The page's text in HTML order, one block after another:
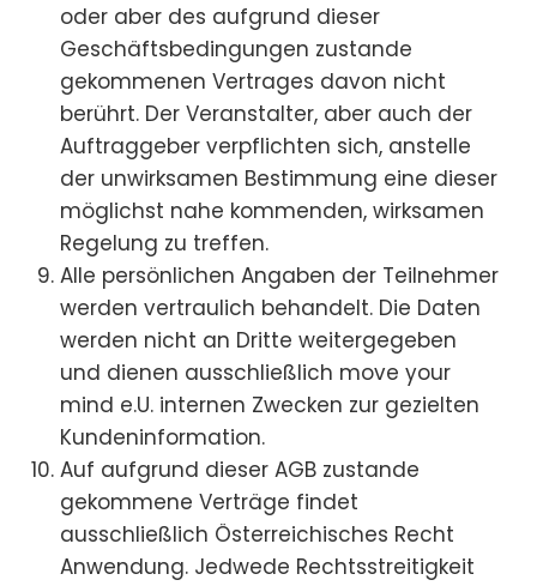
oder aber des aufgrund dieser
Geschäftsbedingungen zustande
gekommenen Vertrages davon nicht
berührt. Der Veranstalter, aber auch der
Auftraggeber verpflichten sich, anstelle
der unwirksamen Bestimmung eine dieser
möglichst nahe kommenden, wirksamen
Regelung zu treffen.
Alle persönlichen Angaben der Teilnehmer
werden vertraulich behandelt. Die Daten
werden nicht an Dritte weitergegeben
und dienen ausschließlich move your
mind e.U. internen Zwecken zur gezielten
Kundeninformation.
Auf aufgrund dieser AGB zustande
gekommene Verträge findet
ausschließlich Österreichisches Recht
Anwendung. Jedwede Rechtsstreitigkeit